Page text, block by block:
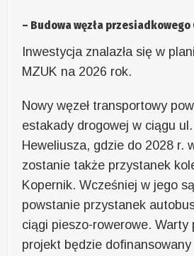
– Budowa węzła
Inwestycja znalazła się w
MZUK na 2026 rok.
Nowy węzeł transportowy
estakady drogowej w ciągu
Heweliusza, gdzie do 2028 r.
zostanie także przystanek
Kopernik. Wcześniej w jego
powstanie przystanek
ciągi pieszo-rowerowe. Warty
projekt będzie